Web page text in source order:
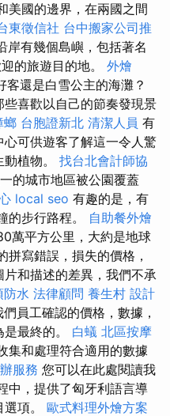
美國的邊界，在兩國之間
東徵信社 台中搬家公司推
岸有幾個島嶼，包括著名
的旅遊目的地。 外燴
還是白雪公主的海灘？
喜歡以自己的節奏發現景
螂 台胞證新北 清潔人員 有
可供遊客了解這一令人驚
植物。 找台北會計師協
的城市地區被公園覆蓋
local seo 有趣的是，有
的步行路程。 自助餐外燴
萬平方公里，大約是地球
寫錯誤，損失的價格，
和描述的差異，我們不承
防水 法律顧問 養生村 設計
們員工確認的價格，數據，
最終的。 白蟻 北區按摩
集和處理符合適用的數據
服務 您可以在此處閱讀我
中，提供了匈牙利語言導
項。 歐式料理外燴方案